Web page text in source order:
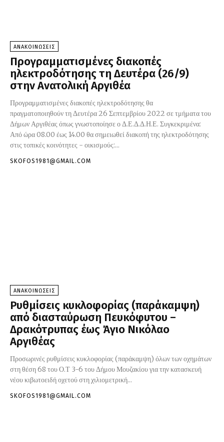
ΑΝΑΚΟΙΝΩΣΕΙΣ
Προγραμματισμένες διακοπές
ηλεκτροδότησης τη Δευτέρα (26/9)
στην Ανατολική Αργιθέα
Προγραμματισμένες διακοπές ηλεκτροδότησης θα
πραγματοποιηθούν τη Δευτέρα 26 Σεπτεμβρίου 2022 σε τμήματα του
Δήμων Αργιθέας όπως γνωστοποίησε ο Δ.Ε.Δ.Δ.Η.Ε. Συγκεκριμένα:
Από ώρα 08.00 έως 14.00 θα σημειωθεί διακοπή της ηλεκτροδότησης
στις τοπικές κοινότητες - οικισμούς:...
SKOFOS1981@GMAIL.COM
ΑΝΑΚΟΙΝΩΣΕΙΣ
Ρυθμίσεις κυκλοφορίας (παράκαμψη)
από διασταύρωση Πευκόφυτου –
Δρακότρυπας έως Άγιο Νικόλαο
Αργιθέας
Προσωρινές ρυθμίσεις κυκλοφορίας (παράκαμψη) όλων των οχημάτων
στη θέση 68 του Ο.Τ 3-6 του Δήμου Μουζακίου για την κατασκευή
νέου κιβωτοειδή οχετού στη χιλιομετρική...
SKOFOS1981@GMAIL.COM